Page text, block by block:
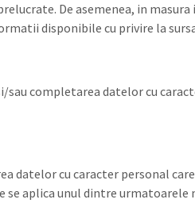
De asemenea, in masura
disponibile cu privire la
sau completarea datelor cu
cu caracter personal care
se aplica unul dintre urmatoarele